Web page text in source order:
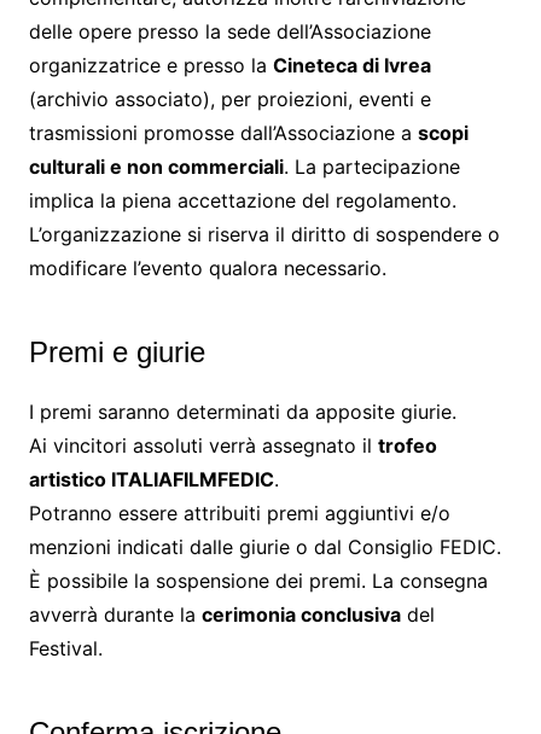
delle opere presso la sede dell’Associazione
organizzatrice e presso la Cineteca di Ivrea
(archivio associato), per proiezioni, eventi e
trasmissioni promosse dall’Associazione a scopi
culturali e non commerciali. La partecipazione
implica la piena accettazione del regolamento.
L’organizzazione si riserva il diritto di sospendere o
modificare l’evento qualora necessario.
Premi e giurie
I premi saranno determinati da apposite giurie.
Ai vincitori assoluti verrà assegnato il trofeo
artistico ITALIAFILMFEDIC.
Potranno essere attribuiti premi aggiuntivi e/o
menzioni indicati dalle giurie o dal Consiglio FEDIC.
È possibile la sospensione dei premi. La consegna
avverrà durante la cerimonia conclusivadel
Festival.